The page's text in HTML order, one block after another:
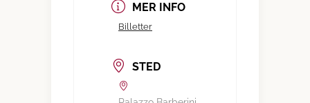
MER INFO
Billetter
STED